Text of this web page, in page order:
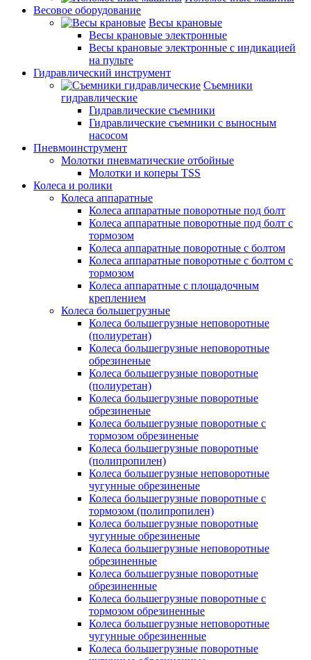
Весовое оборудование
Весы крановые
Весы крановые электронные
Весы крановые электронные с индикацией
на пульте
Гидравлический инструмент
Съемники
гидравлические
Гидравлические съемники
Гидравлические cъемники с выносным
насосом
Пневмоинструмент
Молотки пневматические отбойные
Молотки и коперы TSS
Колеса и ролики
Колеса аппаратные
Колеса аппаратные поворотные под болт
Колеса аппаратные поворотные под болт с
тормозом
Колеса аппаратные поворотные с болтом
Колеса аппаратные поворотные с болтом с
тормозом
Колеса аппаратные с площадочным
креплением
Колеса большегрузные
Колеса большегрузные неповоротные
(полиуретан)
Колеса большегрузные неповоротные
обрезиненые
Колеса большегрузные поворотные
(полиуретан)
Колеса большегрузные поворотные
обрезиненые
Колеса большегрузные поворотные с
тормозом обрезиненые
Колеса большегрузные поворотные
(полипропилен)
Колеса большегрузные неповоротные
чугунные обрезиненые
Колеса большегрузные поворотные с
тормозом (полипропилен)
Колеса большегрузные поворотные
чугунные обрезиненые
Колеса большегрузные неповоротные
обрезиненные
Колеса большегрузные поворотные
обрезиненные
Колеса большегрузные поворотные с
тормозом обрезиненные
Колеса большегрузные неповоротные
чугунные обрезиненные
Колеса большегрузные поворотные